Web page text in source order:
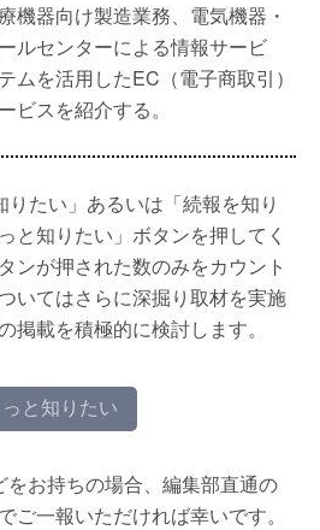
機器向け製造業務、電気機器・
ルセンターによる情報サービ
ムを活用したEC（電子商取引）
ビスを紹介する。
たい」あるいは「続報を知り
と知りたい」ボタンを押してく
ンが押された数のみをカウント
いてはさらに深掘り取材を実施
掲載を積極的に検討します。
っと知りたい
お持ちの場合、編集部直通の
ご一報いただければ幸いです。